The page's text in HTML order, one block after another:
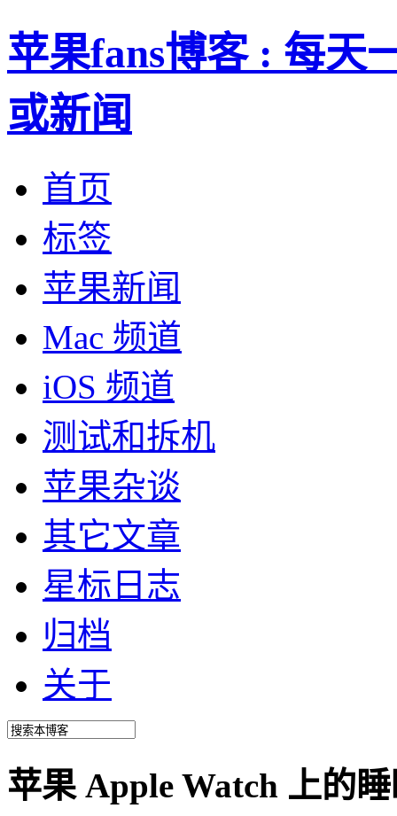
苹果fans博客 : 每天
或新闻
首页
标签
苹果新闻
Mac 频道
iOS 频道
测试和拆机
苹果杂谈
其它文章
星标日志
归档
关于
苹果 Apple Watch 上的